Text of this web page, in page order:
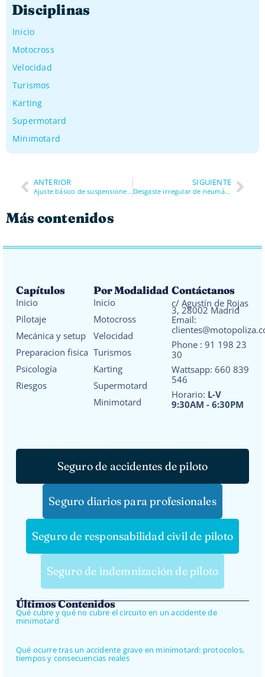
Disciplinas
Inicio
Motocross
Velocidad
Turismos
Karting
Supermotard
Minimotard
ANTERIOR
Ajuste básico de suspensiones: qué tocar y qué NO tocar
SIGUIENTE
Desgaste irregular de neumáticos: cómo leerlo y qué está fallando
Más contenidos
Capítulos
Inicio
Pilotaje
Mecánica y setup
Preparacion fisica
Psicología
Riesgos
Por Modalidad
Inicio
Motocross
Velocidad
Turismos
Karting
Supermotard
Minimotard
Contáctanos
c/ Agustín de Rojas
3, 28002 Madrid
Email:
Phone : 91 198 23
30
Wattsapp: 660 839
546
Horario: L-V
9:30AM - 6:30PM
Seguro de accidentes de piloto
Seguro diarios para profesionales
Seguro de responsabilidad civil de piloto
Seguro de indemnización de piloto
Últimos Contenidos
Qué cubre y qué no cubre el circuito en un accidente de
minimotard
Qué ocurre tras un accidente grave en minimotard: protocolos,
tiempos y consecuencias reales